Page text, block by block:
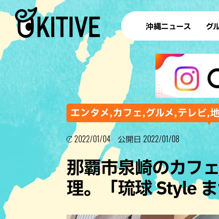
沖縄ニュース グ
ラ
テイ
すし
沖
ステ
その他
エンタメ,カフェ,グルメ,テレビ,
2022/01/04 公開日 2022/01/08
那覇市泉崎のカフ
理。「琉球 Style